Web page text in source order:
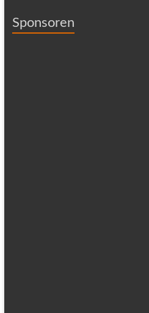
Sponsoren